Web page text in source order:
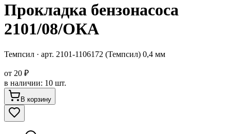
Прокладка бензонасоса
2101/08/ОКА
Темпсил · арт. 2101-1106172 (Темпсил) 0,4 мм
от 20 ₽
в наличии: 10 шт.
В корзину